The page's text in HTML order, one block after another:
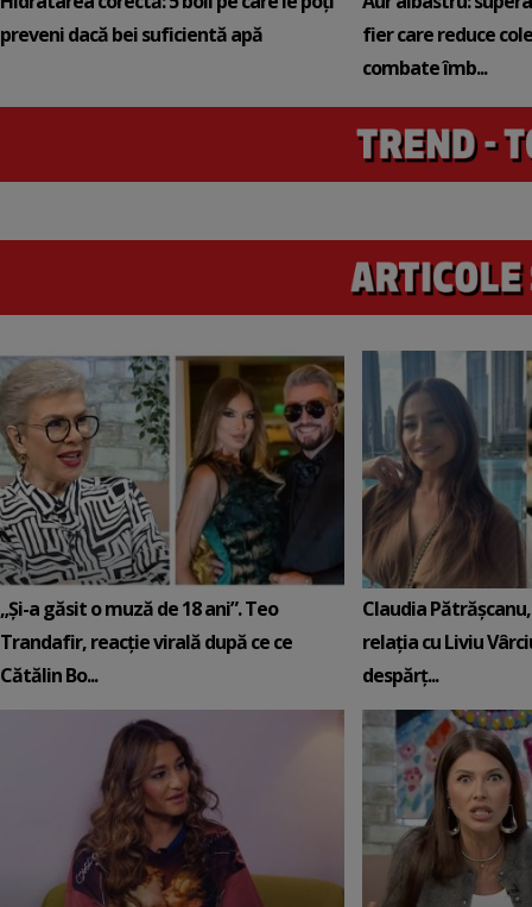
preveni dacă bei suficientă apă
fier care reduce
combate îmb...
„Și-a găsit o muză de 18 ani”. Teo
Trandafir, reacție virală după ce ce
Cătălin Bo...
Claudia
relația cu Liviu
despărț...